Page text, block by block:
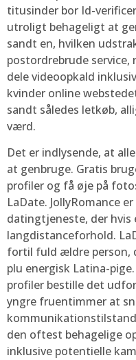
titusinder bor Id-
utroligt behageligt at
sandt en, hvilken
postordrebrude
dele videoopkald
kvinder online
sandt således letkøb,
værd.
Det er indlysende, at
at genbruge. Gratis
profiler og få øje på
LaDate. JollyRomance
datingtjeneste, der hvis
langdistanceforhold.
fortil fuld ældre person,
plu energisk Latina-
profiler bestille det
yngre fruentimmer at
den oftest behagelige
inklusive potentielle